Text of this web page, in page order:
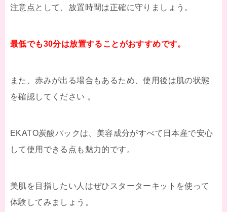
注意点として、放置時間は正確に守りましょう。
最低でも30分は放置することがおすすめです。
また、赤みが出る場合もあるため、使用後は肌の状態
を確認してください 。
EKATO炭酸パックは、美容成分がすべて日本産で安心
して使用できる点も魅力的です。
美肌を目指したい人はぜひスターターキットを使って
体験してみましょう。